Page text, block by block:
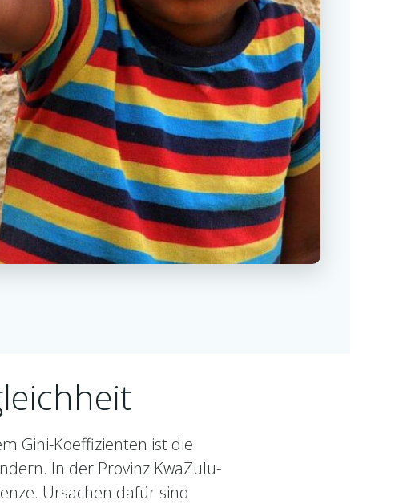
Gini-Koeffizienten ist die
In der Provinz KwaZulu-
Ursachen dafür sind